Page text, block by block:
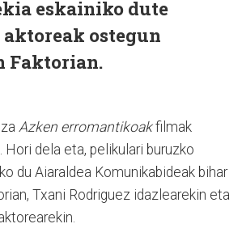
eskainiko dute
ostegun
Faktorian.
Azken erromantikoakfilmak
dela eta, pelikulari buruzko
du Aiaraldea Komunikabideak bihar
Txani Rodriguez idazlearekin eta